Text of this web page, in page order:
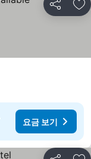
공유 즐
요금 보기